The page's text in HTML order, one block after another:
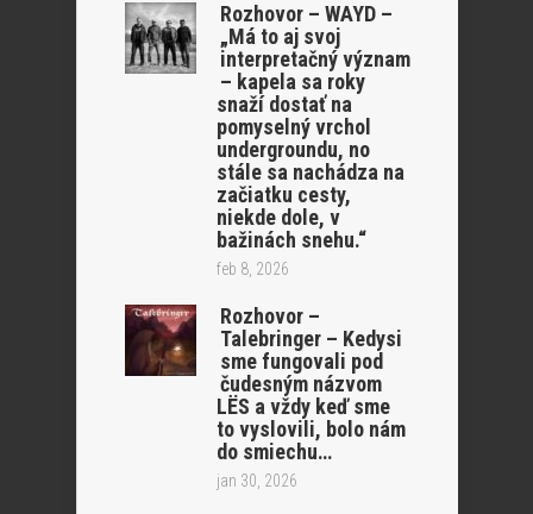
Rozhovor – WAYD –
„Má to aj svoj
interpretačný význam
– kapela sa roky
snaží dostať na
pomyselný vrchol
undergroundu, no
stále sa nachádza na
začiatku cesty,
niekde dole, v
bažinách snehu.“
feb 8, 2026
Rozhovor –
Talebringer – Kedysi
sme fungovali pod
čudesným názvom
LËS a vždy keď sme
to vyslovili, bolo nám
do smiechu…
jan 30, 2026